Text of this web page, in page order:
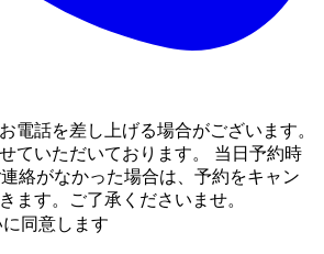
電話を差し上げる場合がございます。
ていただいております。 当日予約時
絡がなかった場合は、予約をキャン
ます。ご了承くださいませ。
同意します